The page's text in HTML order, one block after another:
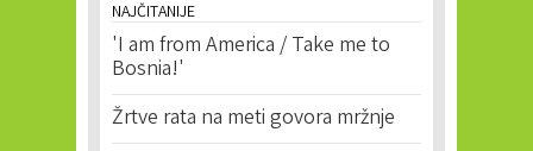
NAJČITANIJE
'I am from America / Take me to
Bosnia!'
Žrtve rata na meti govora mržnje